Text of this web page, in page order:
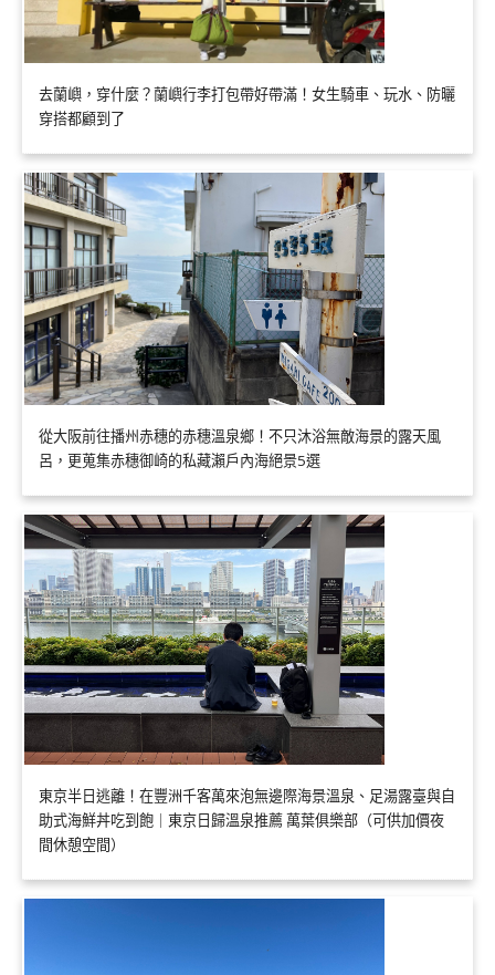
去蘭嶼，穿什麼？蘭嶼行李打包帶好帶滿！女生騎車、玩水、防曬
穿搭都顧到了
從大阪前往播州赤穗的赤穗溫泉鄉！不只沐浴無敵海景的露天風
呂，更蒐集赤穗御崎的私藏瀨戶內海絕景5選
東京半日逃離！在豐洲千客萬來泡無邊際海景溫泉、足湯露臺與自
助式海鮮丼吃到飽｜東京日歸溫泉推薦 萬葉俱樂部（可供加價夜
間休憩空間）